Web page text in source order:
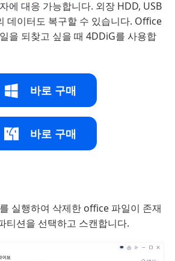
에 대응 가능합니다. 외장 HDD, USB
데이터도 복구할 수 있습니다. Office
을 되찾고 싶을 때 4DDiG를 사용합
바로 구매
바로 구매
실행하여 삭제한 office 파일이 존재
티션을 선택하고 스캔합니다.